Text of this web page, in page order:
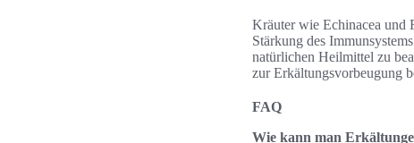
Kräuter wie Echinacea und
Stärkung des
natürlichen Heilmittel zu
zur Erkältungsvorbeugung
FAQ
Wie kann man